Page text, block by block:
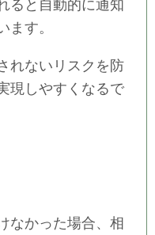
ると自動的に通知
ます。
れないリスクを防
現しやすくなるで
なかった場合、相